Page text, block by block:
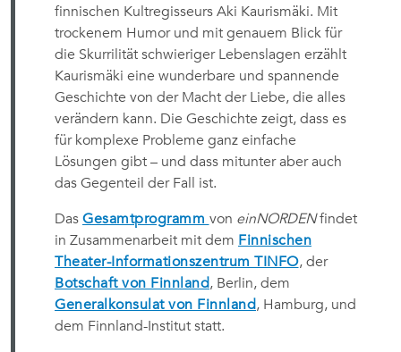
finnischen Kultregisseurs Aki Kaurismäki. Mit
trockenem Humor und mit genauem Blick für
die Skurrilität schwieriger Lebenslagen erzählt
Kaurismäki eine wunderbare und spannende
Geschichte von der Macht der Liebe, die alles
verändern kann. Die Geschichte zeigt, dass es
für komplexe Probleme ganz einfache
Lösungen gibt – und dass mitunter aber auch
das Gegenteil der Fall ist.
Das Gesamtprogramm von einNORDENfindet
in Zusammenarbeit mit dem Finnischen
Theater-Informationszentrum TINFO, der
Botschaft von Finnland, Berlin, dem
Generalkonsulat von Finnland, Hamburg, und
dem Finnland-Institut statt.